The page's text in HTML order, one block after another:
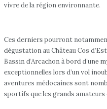
vivre de la région environnante.
Ces derniers pourront
dégustation au Château Cos
Bassin d’Arcachon à bord d’une
exceptionnelles lors d’un vol
aventures médocaines sont
sportifs que les grands